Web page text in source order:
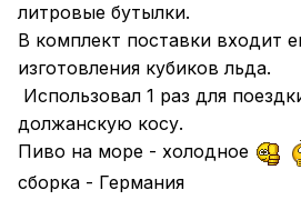
литровые бутылки.
В комплект поставки входит
изготовления кубиков льда.
Использовал 1 раз для
должанскую косу.
Пиво на море - холодное
сборка - Германия